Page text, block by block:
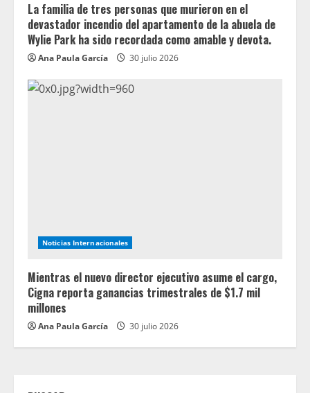
La familia de tres personas que murieron en el
devastador incendio del apartamento de la abuela de
Wylie Park ha sido recordada como amable y devota.
Ana Paula García 30 julio 2026
Noticias Internacionales
Mientras el nuevo director ejecutivo asume el cargo,
Cigna reporta ganancias trimestrales de $1.7 mil
millones
Ana Paula García 30 julio 2026